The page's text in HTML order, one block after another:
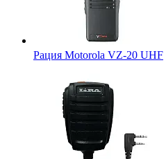
Рация Motorola VZ-20 UHF